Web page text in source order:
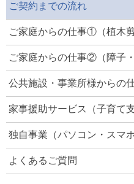
ご契約までの流れ
ご家庭からの仕事①（植木
ご家庭からの仕事②（障子
公共施設・事業所様からの
家事援助サービス（子育て
独自事業（パソコン・スマホ
よくあるご質問